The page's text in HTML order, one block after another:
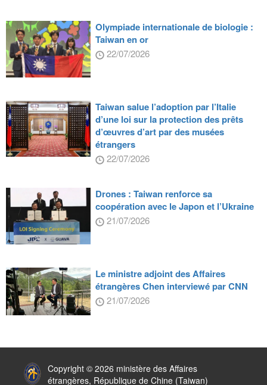
Olympiade internationale de biologie :
Taiwan en or
22/07/2026
Taiwan salue l’adoption par l’Italie
d’une loi sur la protection des prêts
d’œuvres d’art par des musées
étrangers
22/07/2026
Drones : Taiwan renforce sa
coopération avec le Japon et l’Ukraine
21/07/2026
Le ministre adjoint des Affaires
étrangères Chen interviewé par CNN
21/07/2026
Copyright © 2026 ministère des Affaires
étrangères, République de Chine (Taiwan)